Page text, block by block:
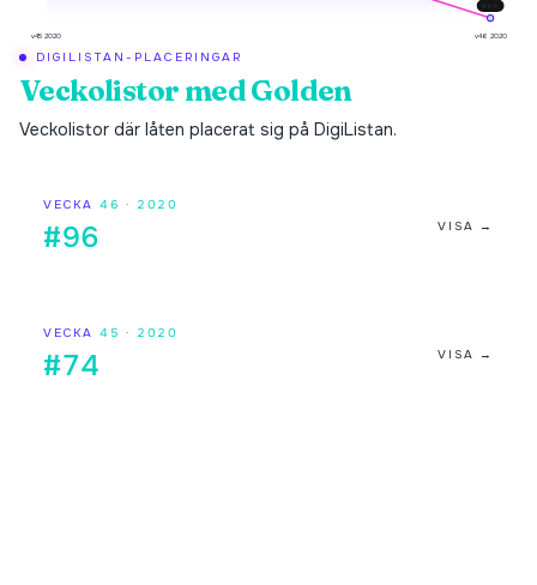
# 96
v45 2020 v46 2020
DIGILISTAN-PLACERINGAR
Veckolistor medGolden
Veckolistor där låten placerat sig på DigiListan.
VECKA 46 · 2020
#96 VISA →
VECKA 45 · 2020
#74 VISA →